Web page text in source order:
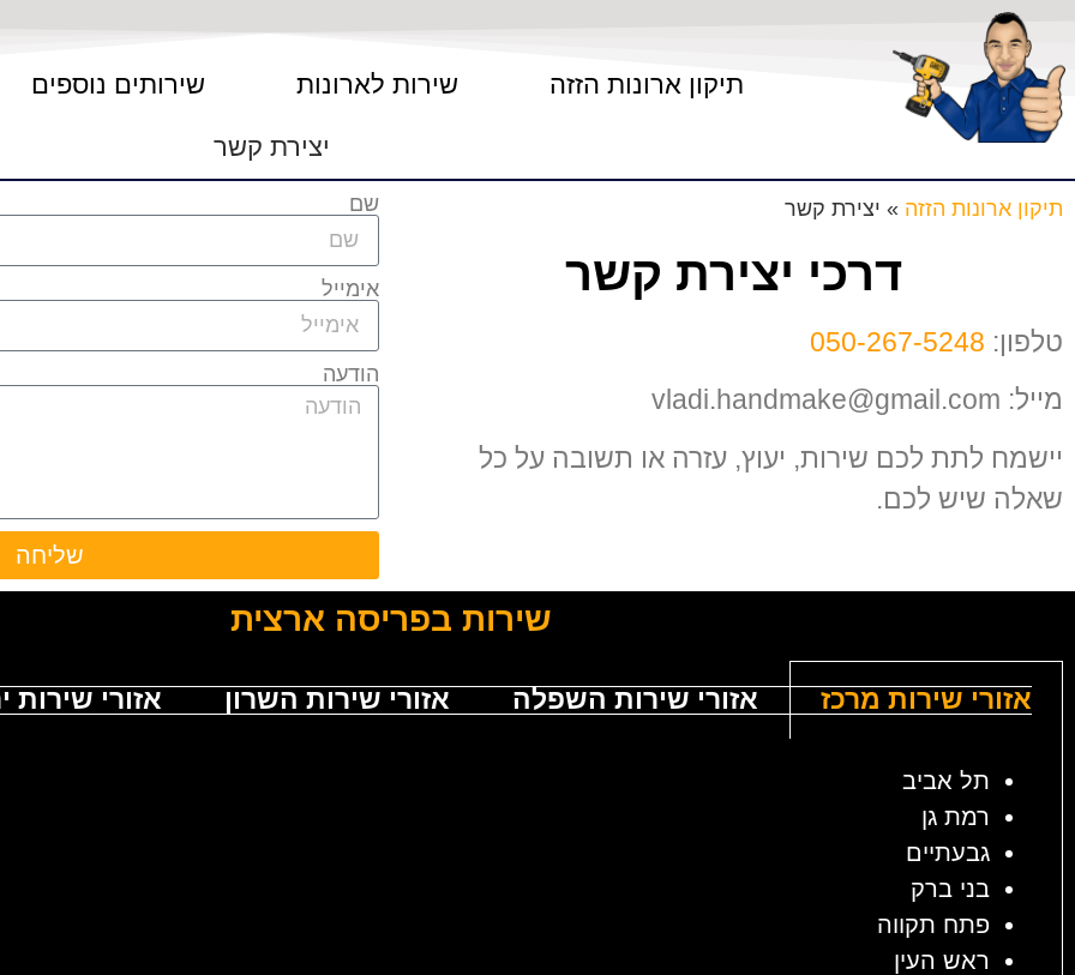
תיקון ארונות הזזה שירות לארונות שירותים נוספים
יצירת קשר
תיקון ארונות הזזה » יצירת קשר
דרכי יצירת קשר
טלפון: 050-267-5248
מייל: vladi.handmake@gmail.com
יישמח לתת לכם שירות, יעוץ, עזרה או תשובה על כל
שאלה שיש לכם.
שם
אימייל
הודעה
שליחה
שירות בפריסה ארצית
אזורי שירות מרכז אזורי שירות השפלה אזורי שירות השרון אזורי שירות
תל אביב
רמת גן
גבעתיים
בני ברק
פתח תקווה
ראש העין